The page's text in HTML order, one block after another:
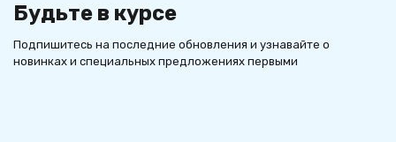
Будьте в курсе
Подпишитесь на последние обновления и узнавайте о
новинках и специальных предложениях первыми